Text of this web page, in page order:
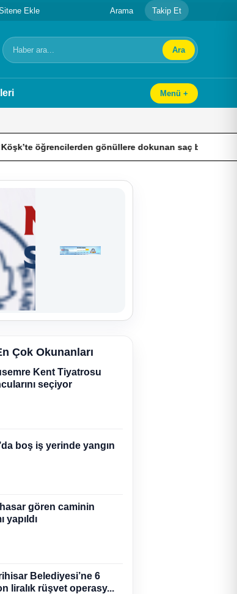
Ekle Arama Takip Et
Arama Ara
Menü +
gönüllere dokunan saç bakımı Fatih’te 19
Çok Okunanları
Kent Tiyatrosu
seçiyor
boş iş yerinde yangın
gören caminin
yapıldı
Belediyesi’ne 6
liralık rüşvet operasy...